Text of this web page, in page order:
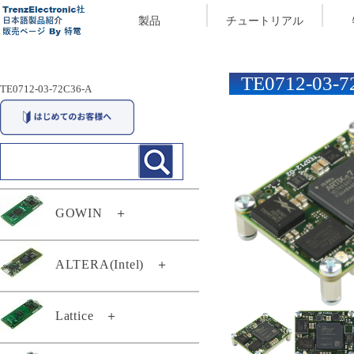
製品 チュートリアル
TE0712-03-72C36-A
GOWIN ＋
29174
29294
TEC0117-01
TEC0117-01-A
ALTERA(Intel) ＋
TEI0003-03-QFCR4A
TEF0008-02-D
Lattice ＋
TE0712-03-